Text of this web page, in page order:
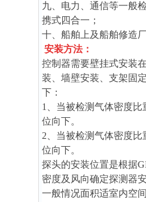
九、电力、通信等一般
携式四合一；
十、船舶上及船舶修造
安装方法：
控制器需要壁挂式安装
装、墙壁安装、支架固
下：
1、当被检测气体密度
位向下。
2、当被检测气体密度
位向下。
探头的安装位置是根据
密度及风向确定探测器
一般情况面积适室内空